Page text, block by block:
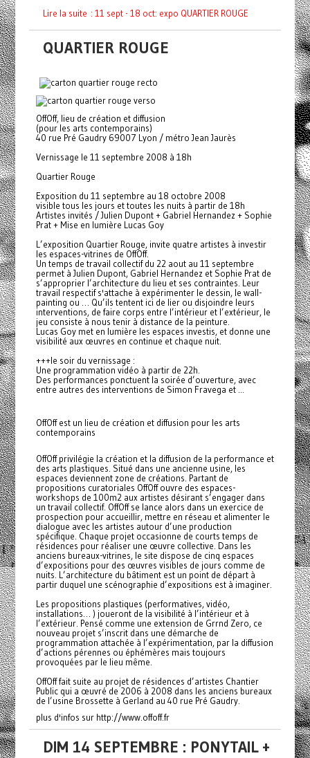
Lire la suite : 11 sept - 18 oct: expo QUARTIER ROUGE
QUARTIER ROUGE
OffOff, lieu de création et diffusion
(pour les arts contemporains)
40 rue Pré Gaudry 69007 Lyon / métro Jean Jaurès
Vernissage le 11 septembre 2008 à 18h
Quartier Rouge
Exposition du 11 septembre au 18 octobre 2008
visible tous les jours et toutes les nuits à partir de 18h
Artistes invités / Julien Dupont + Gabriel Hernandez + Sophie
Prat + Mise en lumière Lucas Goy
L’exposition Quartier Rouge, invite quatre artistes à investir
les espaces-vitrines de OffOff.
Un temps de travail collectif du 22 aout au 11 septembre
permet à Julien Dupont, Gabriel Hernandez et Sophie Prat de
s’approprier l’architecture du lieu et ses contraintes. Leur
travail respectif s'attache à expérimenter le dessin, le wall-
painting ou … Qu’ils tentent ici de lier ou disjoindre leurs
interventions, de faire corps entre l’intérieur et l’extérieur, le
jeu consiste à nous tenir à distance de la peinture.
Lucas Goy met en lumière les espaces investis, et donne une
visibilité aux œuvres en continue et chaque nuit.
+++le soir du vernissage :
Une programmation vidéo à partir de 22h.
Des performances ponctuent la soirée d’ouverture, avec
entre autres des interventions de Simon Fravega et ...
OffOff est un lieu de création et diffusion pour les arts
contemporains
OffOff privilégie la création et la diffusion de la performance et
des arts plastiques. Situé dans une ancienne usine, les
espaces deviennent zone de créations. Partant de
propositions curatoriales OffOff ouvre des espaces-
workshops de 100m2 aux artistes désirant s’engager dans
un travail collectif. OffOff se lance alors dans un exercice de
prospection pour accueillir, mettre en réseau et alimenter le
dialogue avec les artistes autour d’une production
spécifique. Chaque projet occasionne de courts temps de
résidences pour réaliser une œuvre collective. Dans les
anciens bureaux-vitrines, le site dispose de cinq espaces
d’expositions pour des œuvres visibles de jours comme de
nuits. L’architecture du bâtiment est un point de départ à
partir duquel une scénographie d’expositions est à imaginer.
Les propositions plastiques (performatives, vidéo,
installations… ) joueront de la visibilité à l’intérieur et à
l’extérieur. Pensé comme une extension de Grrnd Zero, ce
nouveau projet s’inscrit dans une démarche de
programmation attachée à l’expérimentation, par la diffusion
d’actions pérennes ou éphémères mais toujours
provoquées par le lieu même.
OffOff fait suite au projet de résidences d’artistes Chantier
Public qui a œuvré de 2006 à 2008 dans les anciens bureaux
de l’usine Brossette à Gerland au 40 rue Pré Gaudry.
plus d'infos sur http://www.offoff.fr
DIM 14 SEPTEMBRE : PONYTAIL +